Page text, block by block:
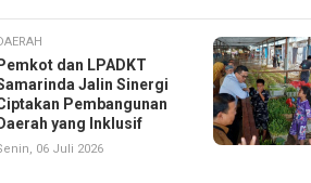
Pemkot dan LPADKT
Jalin Sinergi
Pembangunan
Daerah yang Inklusif
06 Juli 2026